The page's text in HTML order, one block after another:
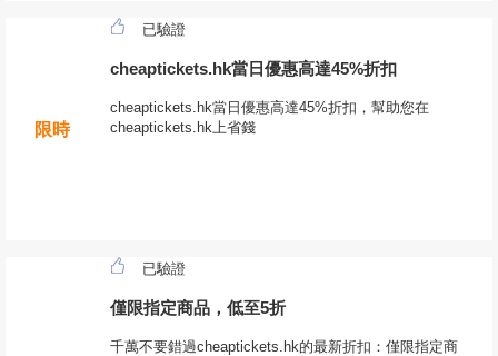
限時
已驗證
cheaptickets.hk當日優惠高達45%折扣
cheaptickets.hk當日優惠高達45%折扣，幫助您在
cheaptickets.hk上省錢
已驗證
僅限指定商品，低至5折
千萬不要錯過cheaptickets.hk的最新折扣：僅限指定商